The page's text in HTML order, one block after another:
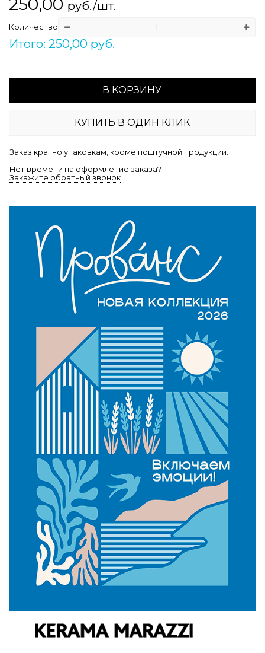
250,00 руб./шт.
Количество
Итого: 250,00 руб.
В КОРЗИНУ
КУПИТЬ В ОДИН КЛИК
Заказ кратно упаковкам, кроме поштучной продукции.
Нет времени на оформление заказа?
Закажите обратный звонок